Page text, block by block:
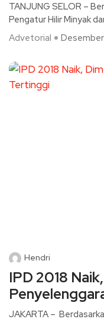
TANJUNG SELOR –
Pengatur Hilir Minyak
Advetorial
Desember
Hendri
IPD 2018
JAKARTA –